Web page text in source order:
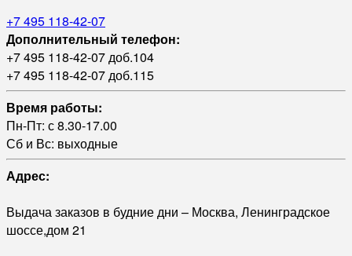
+7 495 118-42-07
Дополнительный телефон:
+7 495 118-42-07 доб.104
+7 495 118-42-07 доб.115
Время работы:
Пн-Пт: с 8.30-17.00
Сб и Вс: выходные
Адрес:
Выдача заказов в будние дни – Москва, Ленинградское
шоссе,дом 21